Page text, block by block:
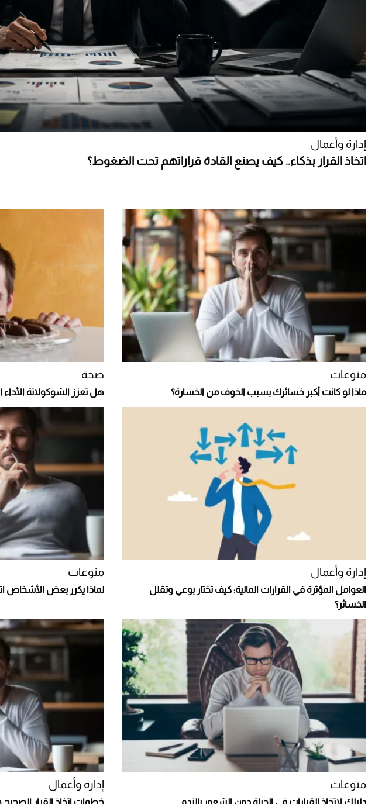
إدارة وأعمال
اتخاذ القرار بذكاء.. كيف يصنع القادة قراراتهم تحت الضغوط؟
منوعات
ماذا لو كانت أكبر خسائرك بسبب الخوف من الخسارة؟
صحة
هل تعزز الشوكولاتة الأداء
إدارة وأعمال
العوامل المؤثرة في القرارات المالية: كيف تختار بوعي وتقلل
الخسائر؟
منوعات
لماذا يكرر بعض الأشخاص
منوعات إدارة وأعمال